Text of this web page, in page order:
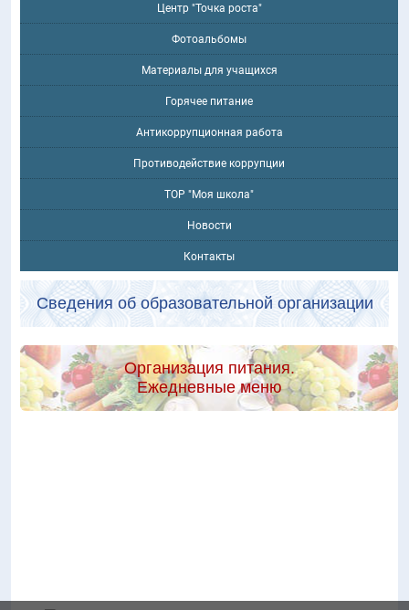
Центр "Точка роста"
Фотоальбомы
Материалы для учащихся
Горячее питание
Антикоррупционная работа
Противодействие коррупции
ТОР "Моя школа"
Новости
Контакты
Сведения об образовательной организации
Организация питания.
Ежедневные меню